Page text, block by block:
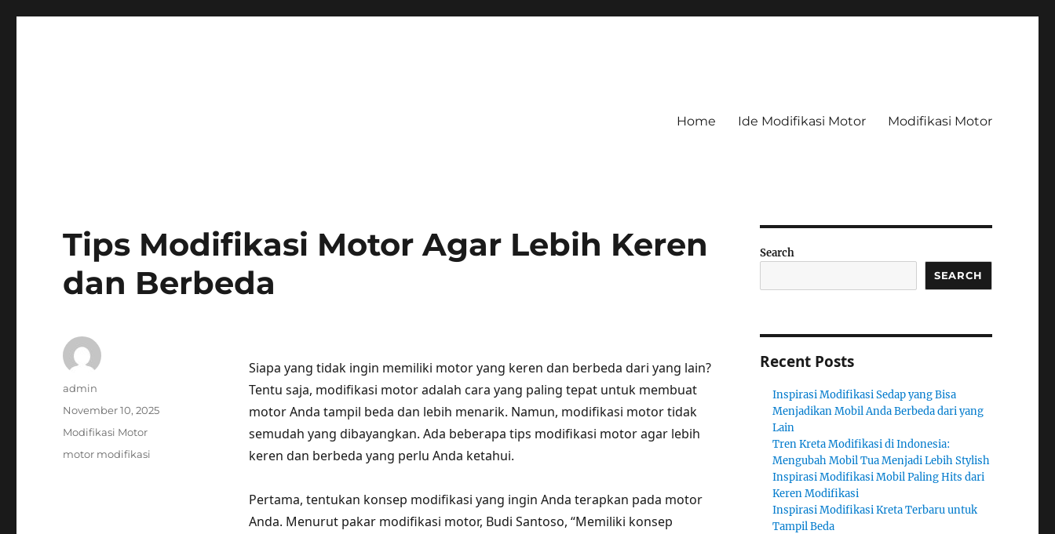
Home Ide Modifikasi Motor Modifikasi Motor
Tips Modifikasi Motor Agar Lebih Keren
dan Berbeda
Siapa yang tidak ingin memiliki motor yang keren dan berbeda dari yang lain?
Tentu saja, modifikasi motor adalah cara yang paling tepat untuk membuat
motor Anda tampil beda dan lebih menarik. Namun, modifikasi motor tidak
semudah yang dibayangkan. Ada beberapa tips modifikasi motor agar lebih
keren dan berbeda yang perlu Anda ketahui.
Pertama, tentukan konsep modifikasi yang ingin Anda terapkan pada motor
Anda. Menurut pakar modifikasi motor, Budi Santoso, “Memiliki konsep
Author
admin
Posted
November 10, 2025
Categories
Modifikasi Motor
Tags
motor modifikasi
Search
SEARCH
Recent Posts
Inspirasi Modifikasi Sedap yang Bisa
Menjadikan Mobil Anda Berbeda dari yang
Lain
Tren Kreta Modifikasi di Indonesia:
Mengubah Mobil Tua Menjadi Lebih Stylish
Inspirasi Modifikasi Mobil Paling Hits dari
Keren Modifikasi
Inspirasi Modifikasi Kreta Terbaru untuk
Tampil Beda